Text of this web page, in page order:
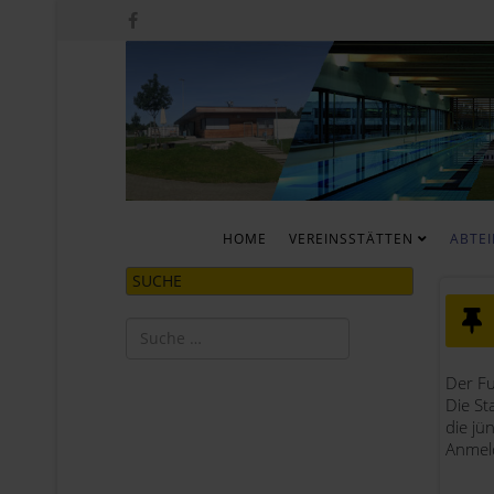
HOME VEREINSSTÄTTEN
SUCHE
Der
Die
die